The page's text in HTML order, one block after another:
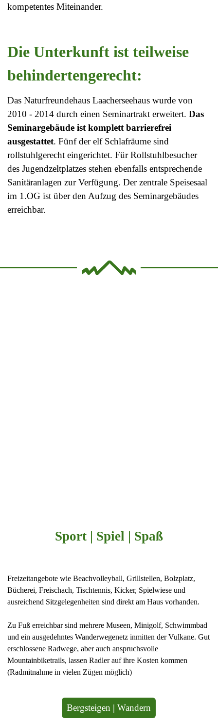
kompetentes Miteinander.
Die Unterkunft ist teilweise
behindertengerecht:
Das Naturfreundehaus Laacherseehaus wurde von
2010 - 2014 durch einen Seminartrakt erweitert. Das
Seminargebäude ist komplett barrierefrei
ausgestattet. Fünf der elf Schlafräume sind
rollstuhlgerecht eingerichtet. Für Rollstuhlbesucher
des Jugendzeltplatzes stehen ebenfalls entsprechende
Sanitäranlagen zur Verfügung. Der zentrale Speisesaal
im 1.OG ist über den Aufzug des Seminargebäudes
erreichbar.
Sport | Spiel | Spaß
Freizeitangebote wie Beachvolleyball, Grillstellen, Bolzplatz,
Bücherei, Freischach, Tischtennis, Kicker, Spielwiese und
ausreichend Sitzgelegenheiten sind direkt am Haus vorhanden.
Zu Fuß erreichbar sind mehrere Museen, Minigolf, Schwimmbad
und ein ausgedehntes Wanderwegenetz inmitten der Vulkane. Gut
erschlossene Radwege, aber auch anspruchsvolle
Mountainbiketrails, lassen Radler auf ihre Kosten kommen
(Radmitnahme in vielen Zügen möglich)
Bergsteigen | Wandern